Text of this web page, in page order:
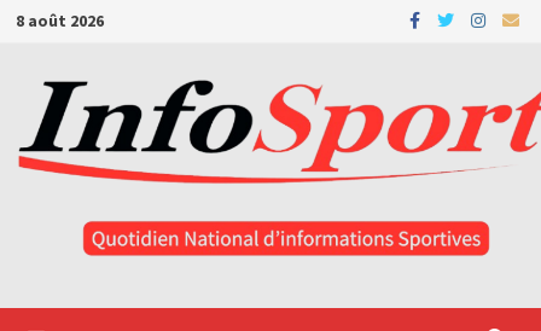
Passer
contenu
8 août 2026